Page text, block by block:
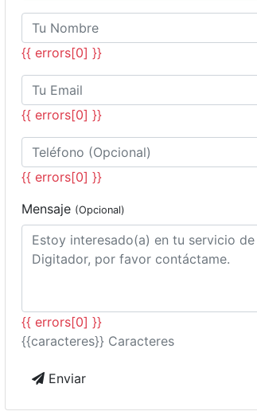
{{ errors[0] }}
{{ errors[0] }}
{{ errors[0] }}
Mensaje (Opcional)
{{ errors[0] }}
{{caracteres}} Caracteres
Enviar